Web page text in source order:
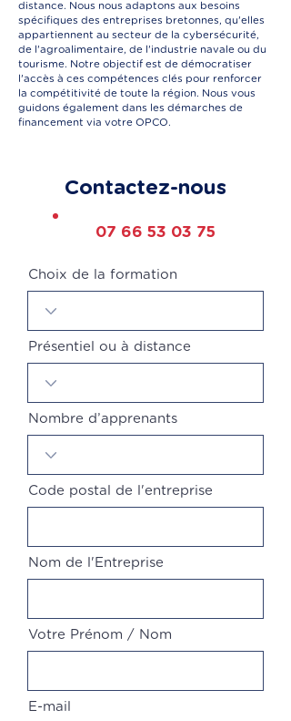
distance. Nous nous adaptons aux besoins
spécifiques des entreprises bretonnes, qu'elles
appartiennent au secteur de la cybersécurité,
de l'agroalimentaire, de l'industrie navale ou du
tourisme. Notre objectif est de démocratiser
l'accès à ces compétences clés pour renforcer
la compétitivité de toute la région. Nous vous
guidons également dans les démarches de
financement via votre OPCO.
Contactez-nous
07 66 53 03 75
Choix de la formation
Présentiel ou à distance
Nombre d’apprenants
Code postal de l'entreprise
Nom de l'Entreprise
Votre Prénom / Nom
E-mail